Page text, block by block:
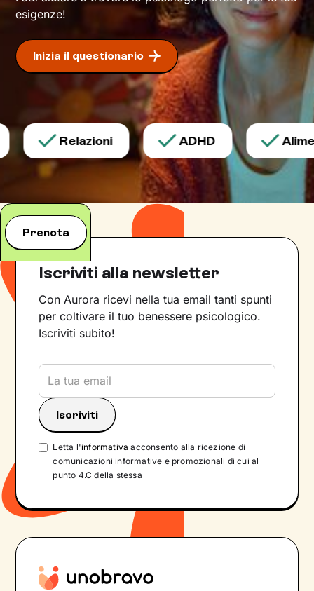
esigenze!
Inizia il questionario
Relazioni ADHD
Prenota
Iscriviti alla newsletter
Con Aurora ricevi nella tua email tanti spunti
per coltivare il tuo benessere psicologico.
Iscriviti subito!
Letta l'informativa acconsento alla ricezione di
comunicazioni informative e promozionali di cui al
punto 4.C della stessa